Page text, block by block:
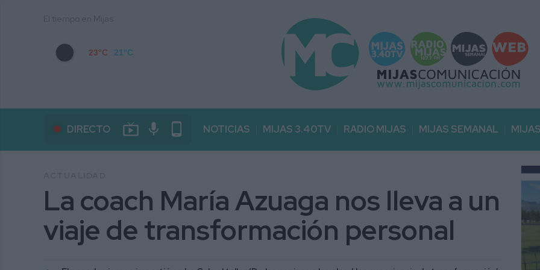
23°C 21°C
DIRECTO live_tv mic phone_android NOTICIAS MIJAS 3.40TV RADIO MIJAS MIJAS SEMANAL
La coach María Azuaga nos lleva a un
viaje de transformación personal